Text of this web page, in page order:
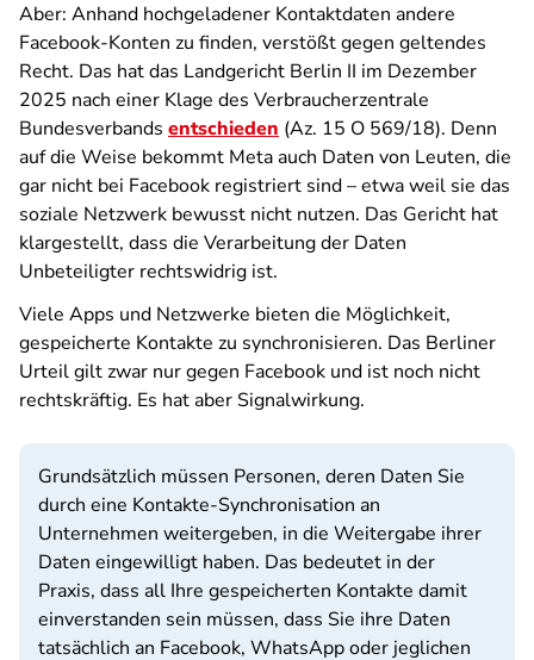
Aber: Anhand hochgeladener Kontaktdaten andere
Facebook-Konten zu finden, verstößt gegen geltendes
Recht. Das hat das Landgericht Berlin II im Dezember
2025 nach einer Klage des Verbraucherzentrale
Bundesverbands entschieden (Az. 15 O 569/18). Denn
auf die Weise bekommt Meta auch Daten von Leuten, die
gar nicht bei Facebook registriert sind – etwa weil sie das
soziale Netzwerk bewusst nicht nutzen. Das Gericht hat
klargestellt, dass die Verarbeitung der Daten
Unbeteiligter rechtswidrig ist.
Viele Apps und Netzwerke bieten die Möglichkeit,
gespeicherte Kontakte zu synchronisieren. Das Berliner
Urteil gilt zwar nur gegen Facebook und ist noch nicht
rechtskräftig. Es hat aber Signalwirkung.
Grundsätzlich müssen Personen, deren Daten Sie
durch eine Kontakte-Synchronisation an
Unternehmen weitergeben, in die Weitergabe ihrer
Daten eingewilligt haben. Das bedeutet in der
Praxis, dass all Ihre gespeicherten Kontakte damit
einverstanden sein müssen, dass Sie ihre Daten
tatsächlich an Facebook, WhatsApp oder jeglichen